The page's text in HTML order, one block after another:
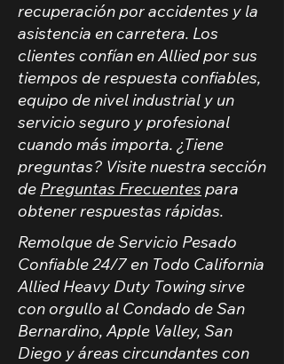
recuperación por accidentes y la
asistencia en carretera. Los
clientes confían en Allied por sus
tiempos de respuesta confiables,
equipo de nivel industrial y un
servicio seguro y profesional
cuando más importa. ¿Tiene
preguntas? Visite nuestra sección
de Preguntas Frecuentes para
obtener respuestas rápidas.
Remolque de Servicio Pesado
Confiable 24/7 en Todo California
Allied Heavy Duty Towing sirve
con orgullo al Condado de San
Bernardino, Apple Valley, San
Diego y áreas circundantes con